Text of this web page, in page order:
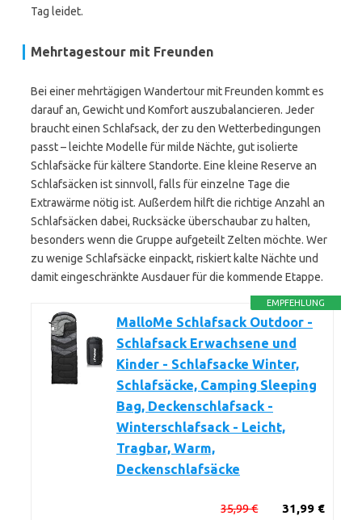
Tag leidet.
Mehrtagestour mit Freunden
Bei einer mehrtägigen Wandertour mit Freunden kommt es
darauf an, Gewicht und Komfort auszubalancieren. Jeder
braucht einen Schlafsack, der zu den Wetterbedingungen
passt – leichte Modelle für milde Nächte, gut isolierte
Schlafsäcke für kältere Standorte. Eine kleine Reserve an
Schlafsäcken ist sinnvoll, falls für einzelne Tage die
Extrawärme nötig ist. Außerdem hilft die richtige Anzahl an
Schlafsäcken dabei, Rucksäcke überschaubar zu halten,
besonders wenn die Gruppe aufgeteilt Zelten möchte. Wer
zu wenige Schlafsäcke einpackt, riskiert kalte Nächte und
damit eingeschränkte Ausdauer für die kommende Etappe.
EMPFEHLUNG
MalloMe Schlafsack Outdoor -
Schlafsack Erwachsene und
Kinder - Schlafsacke Winter,
Schlafsäcke, Camping Sleeping
Bag, Deckenschlafsack -
Winterschlafsack - Leicht,
Tragbar, Warm,
Deckenschlafsäcke
31,99 €
35,99 €